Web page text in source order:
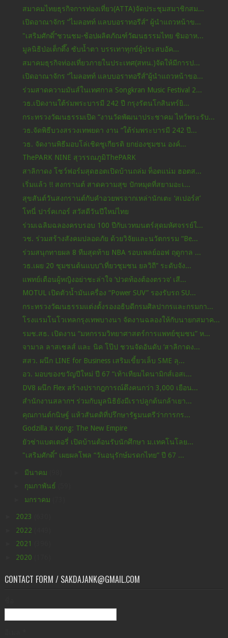
สมาคมไทยธุรกิจการท่องเที่ยว(ATTA)จัดประชุมสมาชิกสม...
เปิดอาณาจักร “ไมลอทท์ แลบบอราทอรีส์” ผู้นำแถวหน้าข...
"เสริมศักดิ์”ชวนชม-ช้อปผลิตภัณฑ์วัฒนธรรมไทย ชิมอาห...
มูลนิธิป่อเต็กตึ๊ง ซับน้ำตา บรรเทาทุกข์ผู้ประสบอัค...
สมาคมธุรกิจท่องเที่ยวภายในประเทศ(สทน.)จัดให้มีการป...
เปิดอาณาจักร “ไมลอทท์ แลบบอราทอรีส์”ผู้นำแถวหน้าขอ...
ร่วมสาดความมันส์ในเทศกาล Songkran Music Festival 2...
วธ.เปิดงานใต้ร่มพระบารมี 242 ปี กรุงรัตนโกสินทร์ยิ...
กระทรวงวัฒนธรรมเปิด “งานวัดพัฒนาประชาคม ไหว้พระรับ...
วธ.จัดพิธีบวงสรวงเทพยดา งาน “ใต้ร่มพระบารมี 242 ปี...
วธ. จัดงานพิธีมอบโล่เชิดชูเกียรติ ยกย่องชุมชน องค์...
ThePARK NINE สุวรรณภูมิThePARK
สาลิกาดง โชว์ฟอร์มสุดฮอตเปิดบ้านถล่ม ท็อตแน่ม ฮอตส...
เริ่มแล้ว !! สงกรานต์ สาดความสุข ปักหมุดที่สยามอะเ...
สุขสันต์วันสงกรานต์กับคำอวยพรจากเหล่านักเตะ ‘สเปอร์ส’
โทนี่ ปาร์คเกอร์ สวัสดีวันปีใหม่ไทย
ร่วมเฉลิมฉลองครบรอบ 100 ปีกับเวทมนตร์สุดมหัศจรรย์ใ...
วช. ร่วมสร้างสังคมปลอดภัย ด้วยวิจัยและนวัตกรรม “Be...
ร่วมสนุกทายผล 8 ทีมสุดท้าย NBA รอบเพลย์ออฟ ฤดูกาล ...
วธ.เผย 20 ชุมชนต้นแบบ“เที่ยวชุมชน ยลวิถี” ระดับจัง...
แพทย์เตือนผู้หญิงอย่าชะล่าใจ ‘ปวดท้องต้องตรวจ’ เสี...
MOTUL เปิดตัวน้ำมันเครื่อง “Power SUV” รองรับรถ SU...
กระทรวงวัฒนธรรมแต่งตั้งรองอธิบดีกรมศิลปากรและกรมกา...
โรงแรมโนโวเทลกรุงเทพบางนา จัดงานฉลองให้กับนายกสมาค...
รมช.สธ. เปิดงาน “มหกรรมวิทยาศาสตร์การแพทย์ชุมชน” ห...
จามาล ลาสเซลส์ และ นิค โป๊ป ชวนจัดอันดับ ‘สาลิกาดง...
สสว. ผนึก LINE for Business เสริมเขี้ยวเล็บ SME ลุ...
อว. มอบของขวัญปีใหม่ ปี 67 “เท้าเทียมไดนามิกส์เอสเ...
DV8 ผนึก Flex สร้างปรากฎการณ์ดึงคนกว่า 3,000 เยือน...
สำนักงานสลากฯ ร่วมกับมูลนิธิยังมีเราปลูกต้นกล้าเยา...
คุณกานต์กนิษฐ์ แห้วสันตติที่ปรึกษารัฐมนตรีว่าการกร...
Godzilla x Kong: The New Empire
ยัวซ่าแบตเตอรี่ เปิดบ้านต้อนรับนักศึกษา ม.เทคโนโลย...
"เสริมศักดิ์” เผยผลโพล “วันอนุรักษ์มรดกไทย” ปี 67 ...
มีนาคม
กุมภาพันธ์
มกราคม
2023
2022
2021
2020
CONTACT FORM / SAKDAJANK@GMAIL.COM